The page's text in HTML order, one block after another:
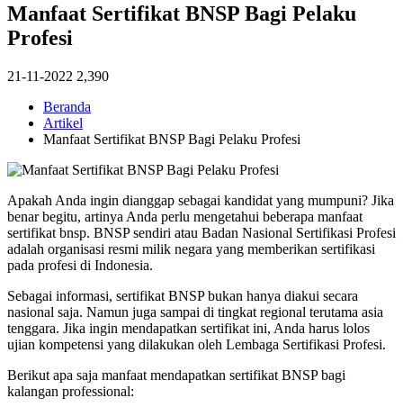
Manfaat Sertifikat BNSP Bagi Pelaku
Profesi
21-11-2022 2,390
Beranda
Artikel
Manfaat Sertifikat BNSP Bagi Pelaku Profesi
Apakah Anda ingin dianggap sebagai kandidat yang mumpuni? Jika
benar begitu, artinya Anda perlu mengetahui beberapa manfaat
sertifikat bnsp. BNSP sendiri atau Badan Nasional Sertifikasi Profesi
adalah organisasi resmi milik negara yang memberikan sertifikasi
pada profesi di Indonesia.
Sebagai informasi, sertifikat BNSP bukan hanya diakui secara
nasional saja. Namun juga sampai di tingkat regional terutama asia
tenggara. Jika ingin mendapatkan sertifikat ini, Anda harus lolos
ujian kompetensi yang dilakukan oleh Lembaga Sertifikasi Profesi.
Berikut apa saja manfaat mendapatkan sertifikat BNSP bagi
kalangan professional: